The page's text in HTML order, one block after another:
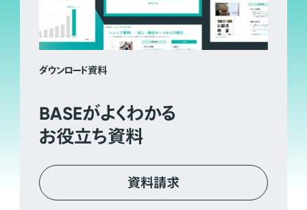
ダウンロード資料
BASEがよくわかる
お役立ち資料
資料請求